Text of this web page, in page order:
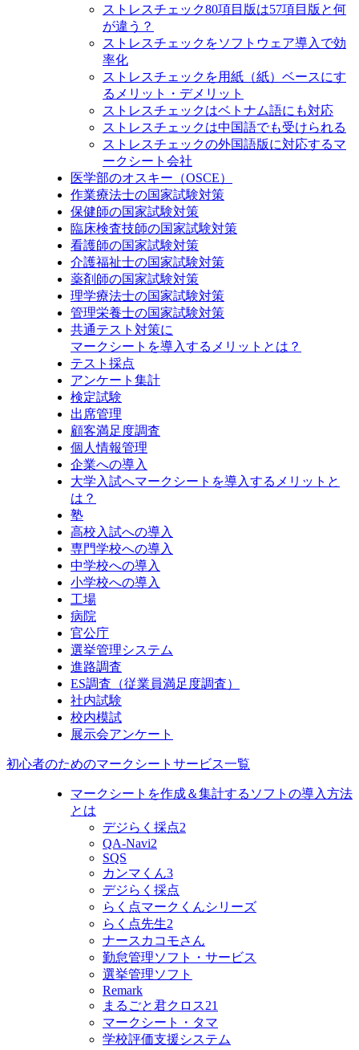
ストレスチェック80項目版は57項目版と何
が違う？
ストレスチェックをソフトウェア導入で効
率化
ストレスチェックを用紙（紙）ベースにす
るメリット・デメリット
ストレスチェックはベトナム語にも対応
ストレスチェックは中国語でも受けられる
ストレスチェックの外国語版に対応するマ
ークシート会社
医学部のオスキー（OSCE）
作業療法士の国家試験対策
保健師の国家試験対策
臨床検査技師の国家試験対策
看護師の国家試験対策
介護福祉士の国家試験対策
薬剤師の国家試験対策
理学療法士の国家試験対策
管理栄養士の国家試験対策
共通テスト対策に
マークシートを導入するメリットとは？
テスト採点
アンケート集計
検定試験
出席管理
顧客満足度調査
個人情報管理
企業への導入
大学入試へマークシートを導入するメリットと
は？
塾
高校入試への導入
専門学校への導入
中学校への導入
小学校への導入
工場
病院
官公庁
選挙管理システム
進路調査
ES調査（従業員満足度調査）
社内試験
校内模試
展示会アンケート
初心者のためのマークシートサービス一覧
マークシートを作成＆集計するソフトの導入方法
とは
デジらく採点2
QA-Navi2
SQS
カンマくん3
デジらく採点
らく点マークくんシリーズ
らく点先生2
ナースカコモさん
勤怠管理ソフト・サービス
選挙管理ソフト
Remark
まるごと君クロス21
マークシート・タマ
学校評価支援システム